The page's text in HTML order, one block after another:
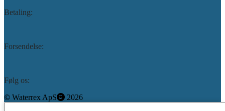
Betaling:
Forsendelse:
Følg os:
©️ Waterrex ApS 2026